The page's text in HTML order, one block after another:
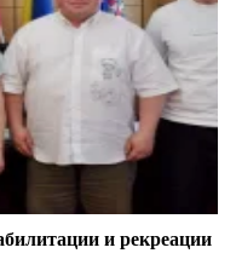
и рекреации